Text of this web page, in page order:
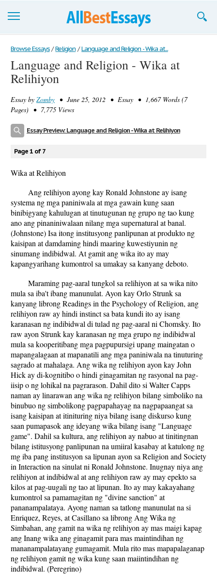
Browse Essays
Join now!
Support
Browse Essays / Religion / Language and Religion - Wika at...
Language and Religion - Wika at
Relihiyon
Essay by Zomby • June 25, 2012 • Essay • 1,667 Words (7
Pages) • 7,775 Views
Essay Preview: Language and Religion - Wika at Relihiyon
Page 1 of 7
Wika at Relihiyon
Ang relihiyon ayong kay Ronald Johnstone ay isang
systema ng mga paniniwala at mga gawain kung saan
binibigyang kahulugan at tinutugunan ng grupo ng tao kung
ano ang pinaniniwalaan nilang mga supernatural at banal.
(Johnstone) Isa itong institusyong panlipunan at produkto ng
kaisipan at damdaming hindi maaring kuwestiyunin ng
sinumang indibidwal. At gamit ang wika ito ay may
kapangyarihang kumontrol sa umakay sa kanyang deboto.
Maraming pag-aaral tungkol sa relihiyon at sa wika nito
mula sa iba't ibang manunulat. Ayon kay Orlo Strunk sa
kanyang librong Readings in the Psychology of Religion, ang
relihiyon raw ay hindi instinct sa bata kundi ito ay isang
karanasan ng indibidwal di tulad ng pag-aaral ni Chomsky. Ito
raw ayon Strunk kay karanasan ng mga grupo ng indibidwal
mula sa kooperitibang mga pagpupursigi upang maingatan o
mapangalagaan at mapanatili ang mga paniniwala na tinuturing
sagrado at mahalaga. Ang wika ng relihiyon ayon kay John
Hick ay di-kognitibo o hindi ginagamitan ng rasyonal na pag-
iisip o ng lohikal na pagrarason. Dahil dito si Walter Capps
naman ay linarawan ang wika ng relihiyon bilang simboliko na
binubuo ng simbolikong pagpapahayag na nagpapaangat sa
isang kaisipan at itinituring niya bilang isang diskurso kung
saan pumapasok ang ideyang wika bilang isang "Language
game". Dahil sa kultura, ang relihiyon ay nabuo at tinitingnan
bilang istitusyong panlipunan na umiiral kasabay at katulong ng
mg iba pang institusyon sa lipunan ayon sa Religion and Society
in Interaction na sinulat ni Ronald Johnstone. Inugnay niya ang
relihiyon at indibidwal at ang relihiyon raw ay may epekto sa
kilos at pag-uugali ng tao at lipunan. Ito ay may kakayahang
kumontrol sa pamamagitan ng "divine sanction" at
pananampalataya. Ayong naman sa tatlong manunulat na si
Enriquez, Reyes, at Casillano sa librong Ang Wika ng
Simbahan, ang gamit na wika ng relihiyon ay mas maigi kapag
ang Inang wika ang ginagamit para mas maintindihan ng
mananampalatayang gumagamit. Mula rito mas mapapalaganap
ng relihiyon gamit ng wika kung saan maiintindihan ng
indibidwal. (Peregrino)